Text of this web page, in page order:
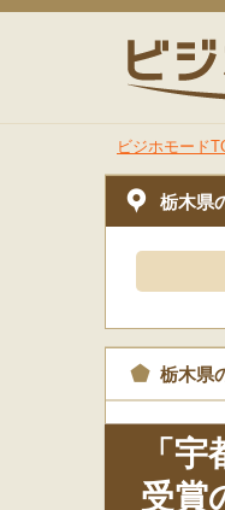
ビジホモード
栃木県
栃木県
「
受賞